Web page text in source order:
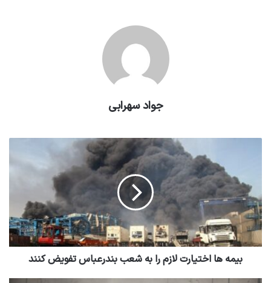
جواد سهرابی
بیمه ها اختیارت لازم را به شعب بندرعباس تفویض کنند